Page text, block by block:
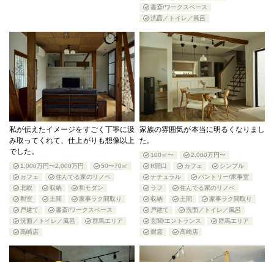
書斎/ワークスペース
洗面／トイレ／風呂
私が伝えたイメージをすごく丁寧に汲
み取ってくれて、仕上がりも想像以上
でした。
1,000万円〜2,000万円
50〜70㎡
カフェ
住んでる家のリノベ
北欧
収納
和モダン
和室
土間
家事ラク間取り
戸建て
書斎/ワークスペース
洗面／トイレ／風呂
群馬エリア
高崎店
家族の雰囲気が本当に明るくなりまし
た。
100㎡〜
2,000万円〜
R開口
カフェ
シンプル
ナチュラル
パントリー/家事室
ラフ
住んでる家のリノベ
収納
土間
家事ラク間取り
戸建て
洗面／トイレ／風呂
玄関/エントランス
群馬エリア
耐震
高崎店